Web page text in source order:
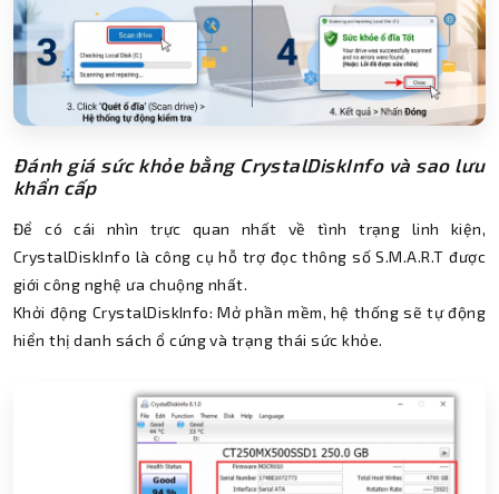
Đánh giá sức khỏe bằng CrystalDiskInfo và sao lưu
khẩn cấp
Để có cái nhìn trực quan nhất về tình trạng linh kiện,
CrystalDiskInfo là công cụ hỗ trợ đọc thông số S.M.A.R.T được
giới công nghệ ưa chuộng nhất.
Khởi động CrystalDiskInfo: Mở phần mềm, hệ thống sẽ tự động
hiển thị danh sách ổ cứng và trạng thái sức khỏe.